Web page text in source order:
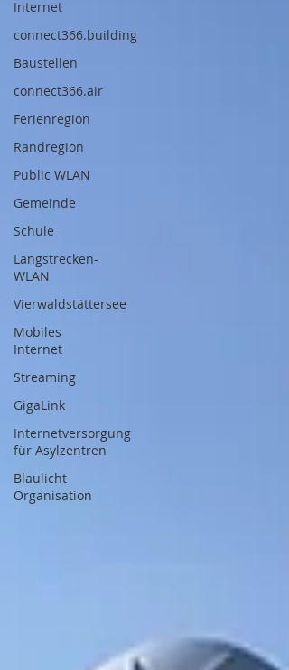
Internet
connect366.building
Baustellen
connect366.air
Ferienregion
Randregion
Public WLAN
Gemeinde
Schule
Langstrecken-
WLAN
Vierwaldstättersee
Mobiles
Internet
Streaming
GigaLink
Internetversorgung
für Asylzentren
Blaulicht
Organisation